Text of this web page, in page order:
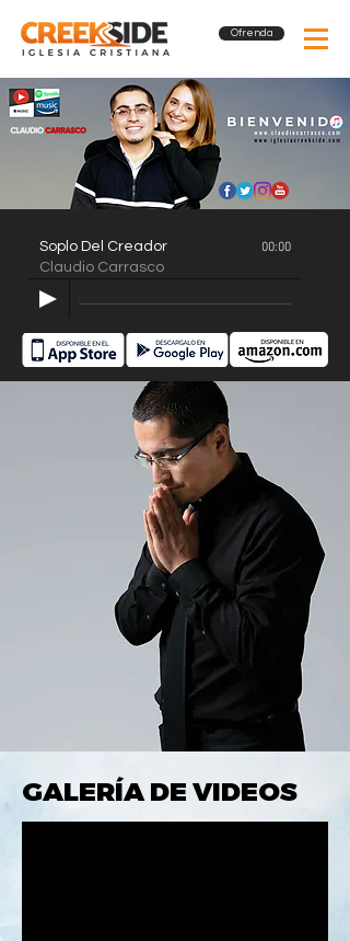
Ofrenda
Soplo Del Creador
Claudio Carrasco
00:00
GALERÍA DE VIDEOS